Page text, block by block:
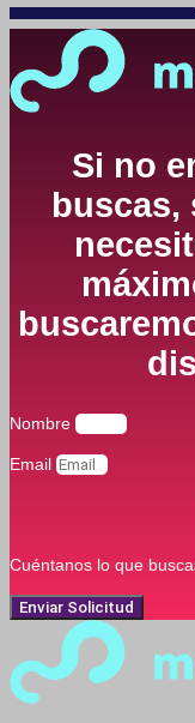
Si no
buscas,
Nombre
Email
Cuéntanos lo que
Enviar Solicitud